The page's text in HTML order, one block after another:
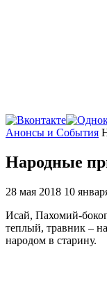
Главная
Анонсы и События
Народные
28 мая 2018 10
Исай, Пахомий-
теплый, травник –
народом в старину.